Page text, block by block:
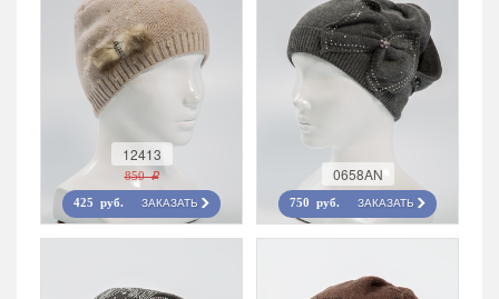
12413
850 r
425 руб. ЗАКАЗАТЬ
0658AN
750 руб. ЗАКАЗАТЬ